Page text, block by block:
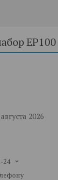
EP100
2026
24